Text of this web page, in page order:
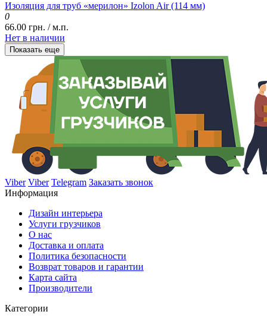
Изоляция для труб «мерилон» Izolon Air (114 мм)
0
66.00 грн. / м.п.
Нет в наличии
Показать еще
Viber Viber Telegram Заказать звонок
Информация
Дизайн интерьера
Услуги грузчиков
О нас
Доставка и оплата
Политика безопасности
Возврат товаров и гарантии
Карта сайта
Производители
Категории